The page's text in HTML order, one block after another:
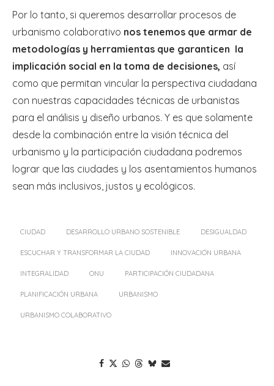
Por lo tanto, si queremos desarrollar procesos de
urbanismo colaborativo nos tenemos que armar de
metodologías y herramientas que garanticen la
implicación social en la toma de decisiones, así
como que permitan vincular la perspectiva ciudadana
con nuestras capacidades técnicas de urbanistas
para el análisis y diseño urbanos. Y es que solamente
desde la combinación entre la visión técnica del
urbanismo y la participación ciudadana podremos
lograr que las ciudades y los asentamientos humanos
sean más inclusivos, justos y ecológicos.
CIUDAD DESARROLLO URBANO SOSTENIBLE DESIGUALDAD
ESCUCHAR Y TRANSFORMAR LA CIUDAD INNOVACIÓN URBANA
INTEGRALIDAD ONU PARTICIPACIÓN CIUDADANA
PLANIFICACIÓN URBANA URBANISMO
URBANISMO COLABORATIVO